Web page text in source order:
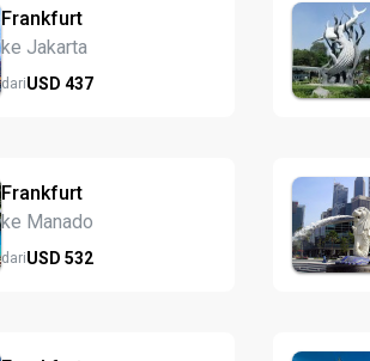
Frankfurt
ke Jakarta
dariUSD 437
Frankfurt
ke Manado
dariUSD 532